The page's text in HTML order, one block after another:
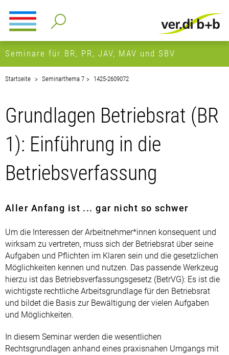
Seminare für BR, PR, JAV, MAV und SBV
Startseite Seminarthema 7 1425-2609072
Grundlagen Betriebsrat (BR
1): Einführung in die
Betriebsverfassung
Aller Anfang ist ... gar nicht so schwer
Um die Interessen der Arbeitnehmer*innen konsequent und
wirksam zu vertreten, muss sich der Betriebsrat über seine
Aufgaben und Pflichten im Klaren sein und die gesetzlichen
Möglichkeiten kennen und nutzen. Das passende Werkzeug
hierzu ist das Betriebsverfassungsgesetz (BetrVG): Es ist die
wichtigste rechtliche Arbeitsgrundlage für den Betriebsrat
und bildet die Basis zur Bewältigung der vielen Aufgaben
und Möglichkeiten.
In diesem Seminar werden die wesentlichen
Rechtsgrundlagen anhand eines praxisnahen Umgangs mit